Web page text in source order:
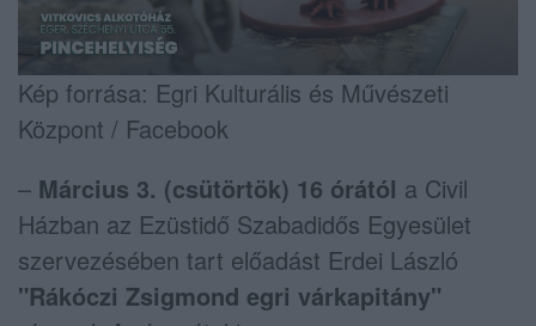
Kép forrása: Egri Kulturális és Művészeti
Központ / Facebook
– Március 3. (csütörtök) 16 órától a Civil
Házban az Ezüstidő Szabadidős Egyesület
szervezésében tart előadást Erdei László
"Rákóczi Zsigmond egri várkapitány"